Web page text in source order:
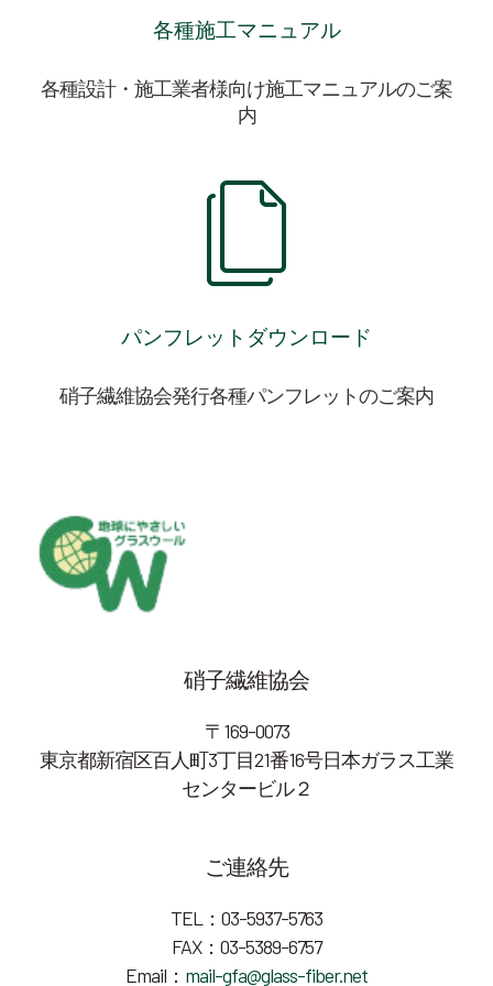
各種施工マニュアル
各種設計・施工業者様向け施工マニュアルのご案
内
パンフレットダウンロード
硝子繊維協会発行各種パンフレットのご案内
硝子繊維協会
〒169-0073
東京都新宿区百人町3丁目21番16号日本ガラス工業
センタービル２
ご連絡先
TEL：03-5937-5763
FAX：03-5389-6757
Email： mail-gfa@glass-fiber.net